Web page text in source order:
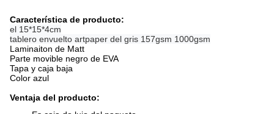
Característica de producto:
el 15*15*4cm
tablero envuelto artpaper del gris 157gsm 1000gsm
Laminaiton de Matt
Parte movible negro de EVA
Tapa y caja baja
Color azul
Ventaja del producto: